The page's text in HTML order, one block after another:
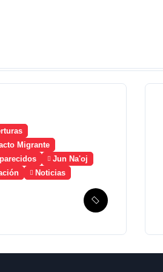
Migrante
Jun Na'oj
Noticias
de